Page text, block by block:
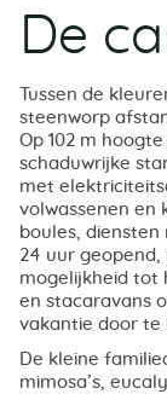
De
Tussen de
steenworp
Op 102 m
schaduwrijke
met
volwassenen en
boules,
24 uur
mogelijkheid tot
en stacaravans
vakantie door te
De kleine
mimosa’s,